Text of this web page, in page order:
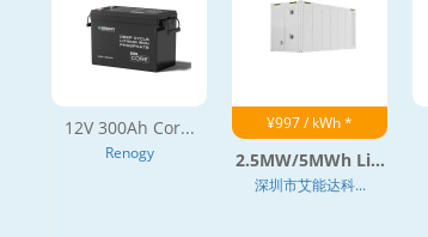
12V 300Ah Cor...
Renogy
¥997 / kWh *
2.5MW/5MWh Li...
深圳市艾能达科...